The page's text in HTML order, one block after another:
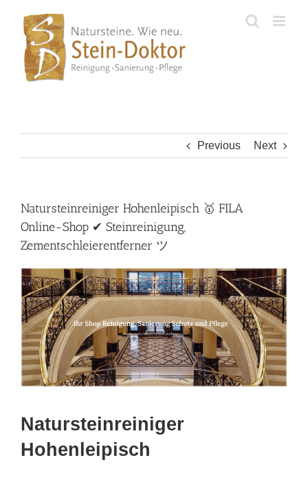
content
Previous Next
Natursteinreiniger Hohenleipisch 🥇 FILA
Online-Shop ✔ Steinreinigung,
Zementschleierentferner ツ
Natursteinreiniger
Hohenleipisch